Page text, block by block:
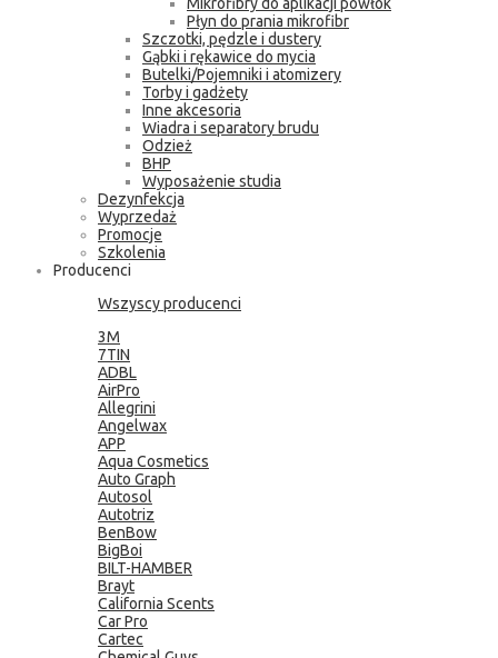
Płyn do prania mikrofibr
Szczotki, pędzle i dustery
Gąbki i rękawice do mycia
Butelki/Pojemniki i atomizery
Torby i gadżety
Inne akcesoria
Wiadra i separatory brudu
Odzież
BHP
Wyposażenie studia
Dezynfekcja
Wyprzedaż
Promocje
Szkolenia
Producenci
Wszyscy producenci
3M
7TIN
ADBL
AirPro
Allegrini
Angelwax
APP
Aqua Cosmetics
Auto Graph
Autosol
Autotriz
BenBow
BigBoi
BILT-HAMBER
Brayt
California Scents
Car Pro
Cartec